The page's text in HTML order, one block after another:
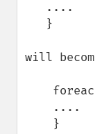
will
    }